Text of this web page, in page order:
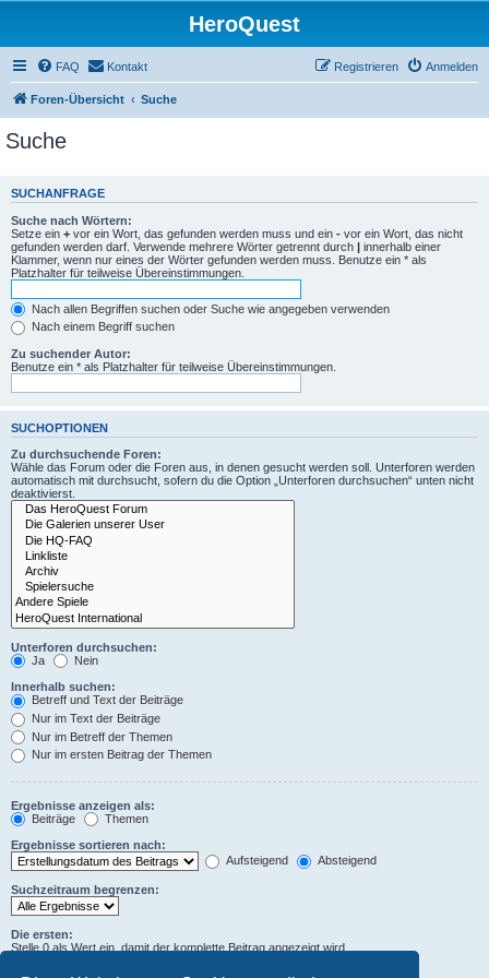
HeroQuest
FAQ Kontakt Anmelden
Registrieren
Foren-Übersicht Suche
Suche
SUCHANFRAGE
Suche nach Wörtern:
Setze ein + vor ein Wort, das gefunden werden muss und ein - vor ein Wort, das nicht
gefunden werden darf. Verwende mehrere Wörter getrennt durch | innerhalb einer
Klammer, wenn nur eines der Wörter gefunden werden muss. Benutze ein * als
Platzhalter für teilweise Übereinstimmungen.
Nach allen Begriffen suchen oder Suche wie angegeben verwenden
Nach einem Begriff suchen
Zu suchender Autor:
Benutze ein * als Platzhalter für teilweise Übereinstimmungen.
SUCHOPTIONEN
Zu durchsuchende Foren:
Wähle das Forum oder die Foren aus, in denen gesucht werden soll. Unterforen werden
automatisch mit durchsucht, sofern du die Option „Unterforen durchsuchen“ unten nicht
deaktivierst.
Unterforen durchsuchen:
Ja
Nein
Innerhalb suchen:
Betreff und Text der Beiträge
Nur im Text der Beiträge
Nur im Betreff der Themen
Nur im ersten Beitrag der Themen
Ergebnisse anzeigen als:
Beiträge
Themen
Ergebnisse sortieren nach:
Aufsteigend
Absteigend
Suchzeitraum begrenzen:
Die ersten:
Stelle 0 als Wert ein, damit der komplette Beitrag angezeigt wird.